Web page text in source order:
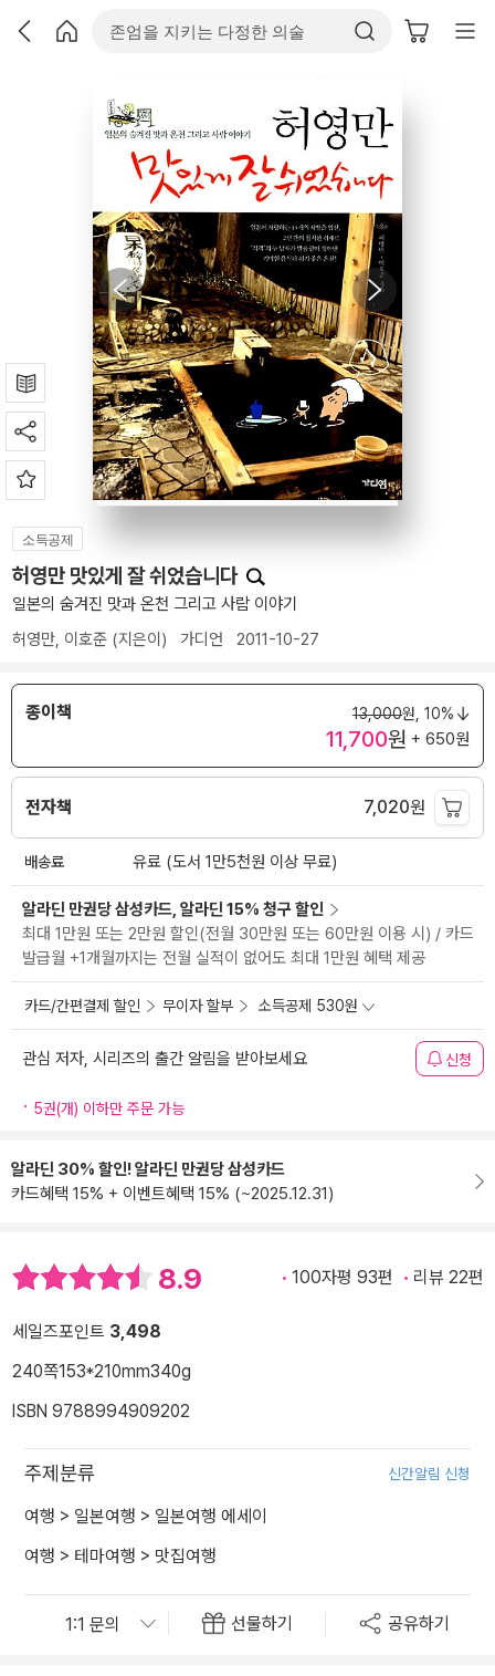
소득공제
허영만 맛있게 잘 쉬었습니다
일본의 숨겨진 맛과 온천 그리고 사람 이야기
허영만, 이호준 (지은이) 가디언 2011-10-27
종이책 13,000원, 10%
11,700원 + 650원
전자책 7,020원
배송료 유료 (도서 1만5천원 이상 무료)
알라딘 만권당 삼성카드, 알라딘 15% 청구 할인
최대 1만원 또는 2만원 할인(전월 30만원 또는 60만원 이용 시) / 카드
발급월 +1개월까지는 전월 실적이 없어도 최대 1만원 혜택 제공
카드/간편결제 할인 무이자 할부 소득공제 530원
관심 저자, 시리즈의 출간 알림을 받아보세요 신청
5권(개) 이하만 주문 가능
알라딘 30% 할인! 알라딘 만권당 삼성카드
카드혜택 15% + 이벤트혜택 15% (~2025.12.31)
8.9 100자평 93편 리뷰 22편
세일즈포인트 3,498
240쪽153*210mm340g
ISBN 9788994909202
주제분류 신간알림 신청
여행 > 일본여행 > 일본여행 에세이
여행 > 테마여행 > 맛집여행
선물하기 공유하기